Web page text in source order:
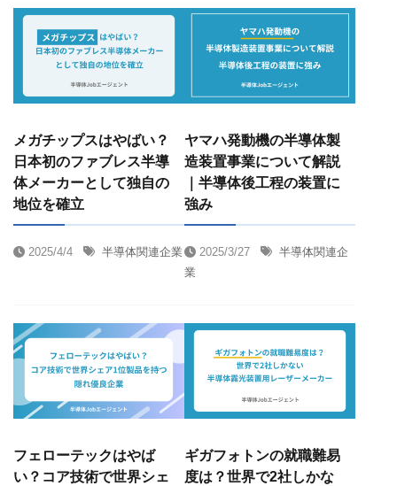
メガチップスはやばい？
日本初のファブレス半導
体メーカーとして独自の
地位を確立
2025/4/4 半導体関連企業
ヤマハ発動機の半導体製
造装置事業について解説
｜半導体後工程の装置に
強み
2025/3/27
半導体関連企
業
フェローテックはやば
い？コア技術で世界シェ
ギガフォトンの就職難易
度は？世界で2社しかな